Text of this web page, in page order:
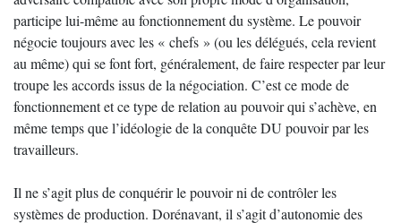
participe lui-même au fonctionnement du système. Le pouvoir
négocie toujours avec les « chefs » (ou les délégués, cela revient
au même) qui se font fort, généralement, de faire respecter par leur
troupe les accords issus de la négociation. C’est ce mode de
fonctionnement et ce type de relation au pouvoir qui s’achève, en
même temps que l’idéologie de la conquête DU pouvoir par les
travailleurs.
Il ne s’agit plus de conquérir le pouvoir ni de contrôler les
systèmes de production. Dorénavant, il s’agit d’autonomie des